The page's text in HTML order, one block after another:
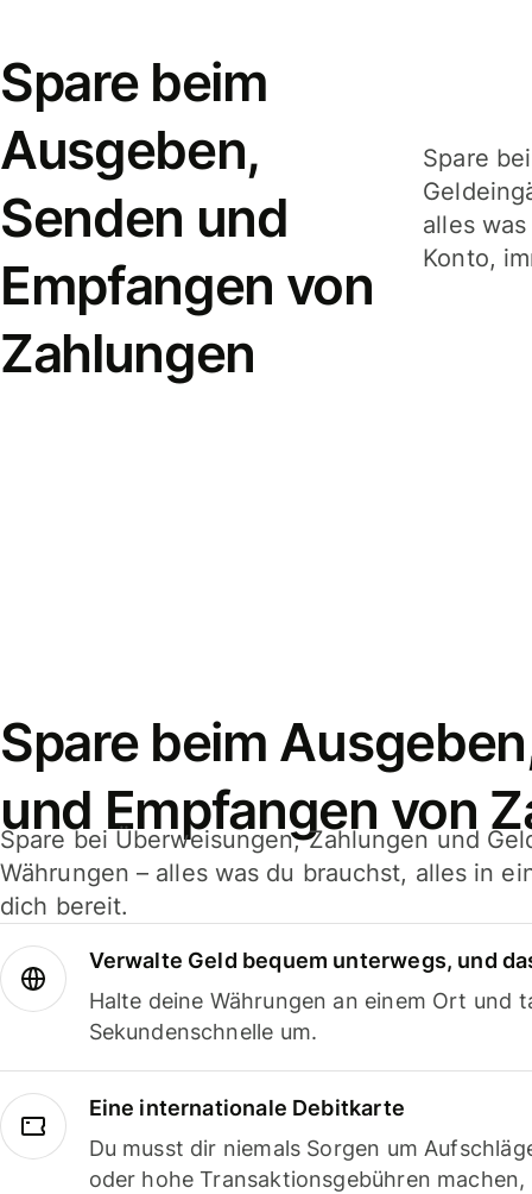
Spare beim
Ausgeben,
Senden und
Empfangen von
Zahlungen
Spare
alles
Konto,
Spare beim
und Empfangen von
Spare bei Überweisungen, Zahlungen und
Währungen – alles was du brauchst, alles in
dich bereit.
Verwalte Geld bequem unterwegs, und
Halte deine Währungen an einem Ort und
Sekundenschnelle um.
Eine internationale Debitkarte
Du musst dir niemals Sorgen um
oder hohe Transaktionsgebühren